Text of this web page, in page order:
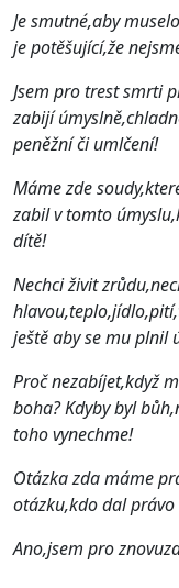
Je smutné,aby
je potěšující,že
Jsem pro trest smrti
zabijí
peněžní či umlčení!
Máme zde
zabil v tomto
dítě!
Nechci živit
ještě aby se mu plnil
Proč nezabíjet,když
boha? Kdyby byl
toho vynechme!
Otázka zda máme
otázku,kdo dal právo
Ano,jsem pro